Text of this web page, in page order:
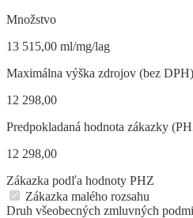
Množstvo
13 515,00 ml/mg/lag
Maximálna výška zdrojov (bez DPH)
12 298,00
Predpokladaná hodnota zákazky
12 298,00
Zákazka podľa hodnoty PHZ
Zákazka malého rozsahu
Druh všeobecných zmluvných